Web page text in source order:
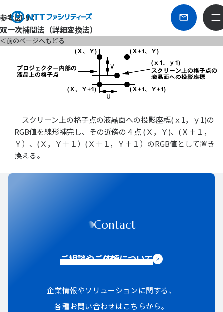
参考図-9：
双一次補間法（詳細変換法）
＜前のページへもどる
スクリーン上の格子点の液晶面への投影座標(ｘ1，ｙ1)の
RGB値を線形補完し、その近傍の４点 (Ｘ，Ｙ)、(Ｘ＋１，
Ｙ）、(Ｘ，Ｙ＋１）(Ｘ＋１，Ｙ＋１）のRGB値として置き
換える。
Contact
ご相談やご依頼について
企業情報やソリューションに関する、
各種お問い合わせはこちらから。